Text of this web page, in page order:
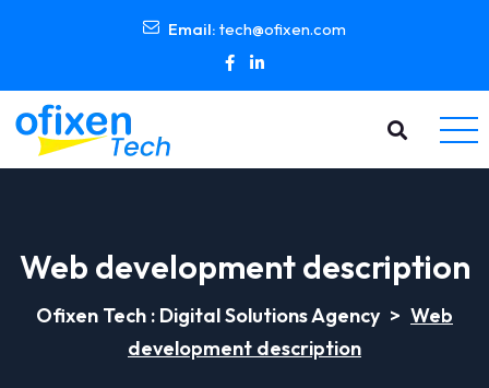
Email: tech@ofixen.com
Web development description
Ofixen Tech : Digital Solutions Agency > Web
development description